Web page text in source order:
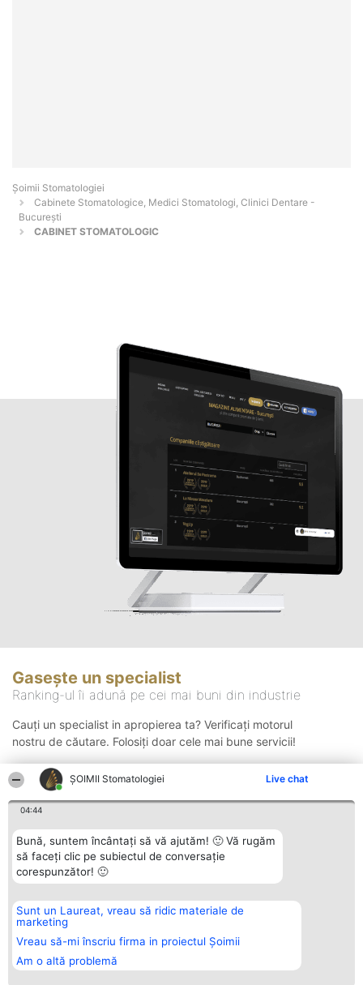
ȘOIMII Stomatologiei Live chat
04:44
Bună, suntem încântați să vă ajutăm! 🙂 Vă rugăm
să faceți clic pe subiectul de conversație
corespunzător! 🙂
Sunt un Laureat, vreau să ridic materiale de
marketing
Vreau să-mi înscriu firma in proiectul Șoimii
Am o altă problemă
Șoimii Stomatologiei
Cabinete Stomatologice, Medici Stomatologi, Clinici Dentare -
Bucureşti
CABINET STOMATOLOGIC
Gasește un specialist
Ranking-ul îi adună pe cei mai buni din industrie
Cauți un specialist in apropierea ta? Verificați motorul
nostru de căutare. Folosiți doar cele mai bune servicii!
Organizator Ranking
BRIGHT SOLUTIONS BR SRL
Aleea Timisul De Sus 2 Bl. A30
Sc. A Et. 4 Ap. 13 Cod 061952
București
CUI 36737675
Plebiscyt
Lista Tuturor
Laureaților
Statut
Contact